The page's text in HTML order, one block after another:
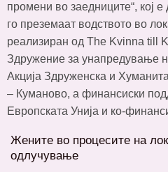
промени во заедниците“, кој
го преземаат водството во
реализиран од The Kvinna till
Здружение за унапредување
Акција Здруженска и
– Куманово, а финансиски
Европската Унија и ко-
Жените во процесите на
одлучување